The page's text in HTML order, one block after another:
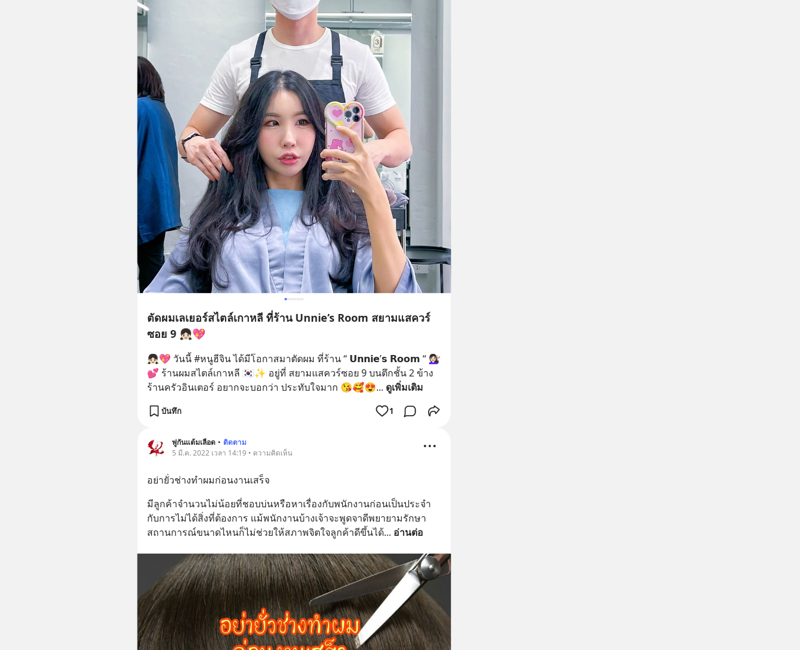
ตัดผมเลเยอร์สไตล์เกาหลี ที่ร้าน Unnie’s Room สยามแสควร์
ซอย 9 👧🏻💖
👧🏻💖 วันนี้ #หนูฮีจิน ได้มีโอกาสมาตัดผม ที่ร้าน “ 𝗨𝗻𝗻𝗶𝗲’𝘀 𝗥𝗼𝗼𝗺 “ 💇🏻‍♀️
💕 ร้านผมสไตล์เกาหลี 🇰🇷✨ อยู่ที่ สยามแสควร์ซอย 9 บนตึกชั้น 2 ข้าง
ร้านครัวอินเตอร์ อยากจะบอกว่า ประทับใจมาก 😘🥰😍... ดูเพิ่มเติม
บันทึก 1
พู่กันแต้มเลือด • ติดตาม
5 มี.ค. 2022 เวลา 14:19 • ความคิดเห็น
อย่ายั่วช่างทำผมก่อนงานเสร็จ
มีลูกค้าจำนวนไม่น้อยที่ชอบบ่นหรือหาเรื่องกับพนักงานก่อนเป็นประจำ
กับการไม่ได้สิ่งที่ต้องการ แม้พนักงานบ้างเจ้าจะพูดจาดีพยายามรักษา
สถานการณ์ขนาดไหนก็ไม่ช่วยให้สภาพจิตใจลูกค้าดีขึ้นได้... อ่านต่อ